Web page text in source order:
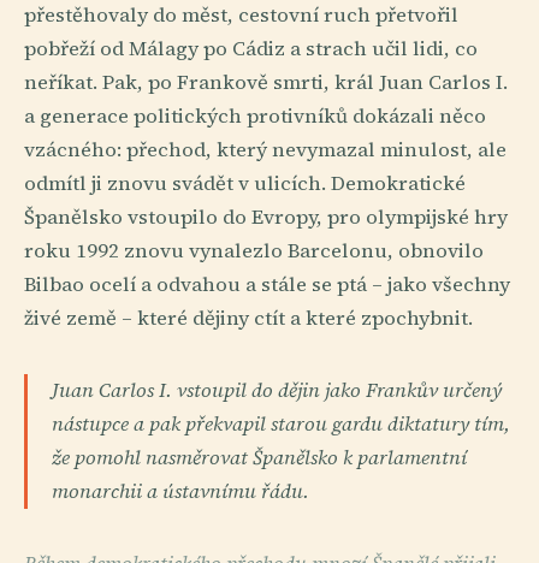
přestěhovaly do měst, cestovní ruch přetvořil
pobřeží od Málagy po Cádiz a strach učil lidi, co
neříkat. Pak, po Frankově smrti, král Juan Carlos I.
a generace politických protivníků dokázali něco
vzácného: přechod, který nevymazal minulost, ale
odmítl ji znovu svádět v ulicích. Demokratické
Španělsko vstoupilo do Evropy, pro olympijské hry
roku 1992 znovu vynalezlo Barcelonu, obnovilo
Bilbao ocelí a odvahou a stále se ptá – jako všechny
živé země – které dějiny ctít a které zpochybnit.
Juan Carlos I. vstoupil do dějin jako Frankův určený
nástupce a pak překvapil starou gardu diktatury tím,
že pomohl nasměrovat Španělsko k parlamentní
monarchii a ústavnímu řádu.